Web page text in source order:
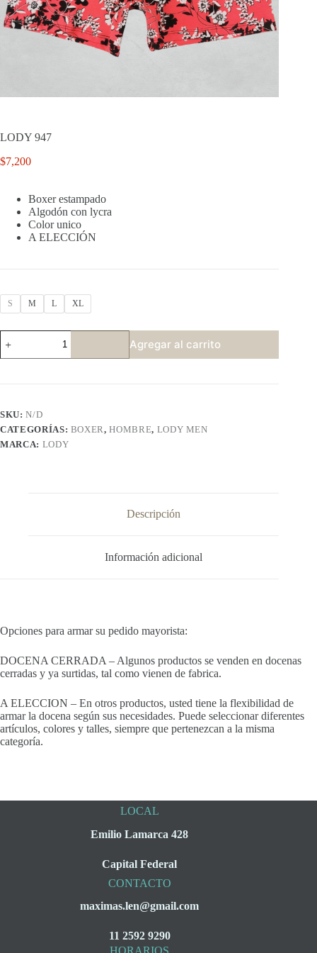
LODY 947
$7,200
Boxer estampado
Algodón con lycra
Color unico
A ELECCIÓN
S M L XL
LODY
947
cantidad
Agregar al carrito
SKU:N/D
CATEGORÍAS: BOXER,HOMBRE, LODY MEN
MARCA: LODY
Descripción
Información adicional
Opciones para armar su pedido mayorista:
DOCENA CERRADA – Algunos productos se venden en docenas
cerradas y ya surtidas, tal como vienen de fabrica.
A ELECCION – En otros productos, usted tiene la flexibilidad de
armar la docena según sus necesidades. Puede seleccionar diferentes
artículos, colores y talles, siempre que pertenezcan a la misma
categoría.
LOCAL
Emilio Lamarca 428
Capital Federal
CONTACTO
maximas.len@gmail.com
11 2592 9290